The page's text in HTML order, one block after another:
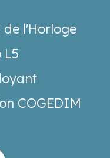
l'Horloge
L5
COGEDIM